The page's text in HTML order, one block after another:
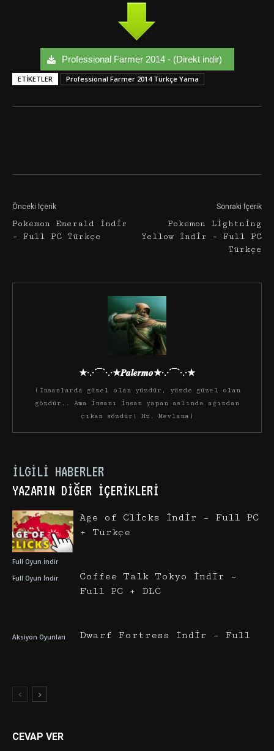
Professional Farmer 2014 - (Direkt indir)
ETIKETLER Professional Farmer 2014 Türkçe Yama
Önceki İçerik
Pokemon Emerald İndir
– Full PC Türkçe
Sonraki İçerik
Pokemon Lightning
Yellow İndir – Full PC
Türkçe
★·.·´¯`·.·★𝑷𝒂𝒍𝒆𝒓𝒎𝒐★·.·´¯`·.·★
(İnsanlarda güzel olan yüzdür, yüzde güzel olan
gözdür.. Ama insanı insan yapan aslında ağızdan
çıkan sözdür! Hz. Mevlana)
İLGILI HABERLER
YAZARIN DIĞER İÇERIKLERI
Full Oyun İndir
Age of Clicks İndir – Full PC
+ Türkçe
Full Oyun İndir
Coffee Talk Tokyo İndir –
Full PC + DLC
Aksiyon Oyunları Dwarf Fortress İndir – Full
CEVAP VER